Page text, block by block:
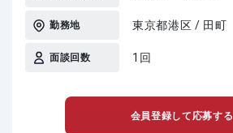
勤務地 東京都港区 / 田町
面談回数 1回
会員登録して応募する